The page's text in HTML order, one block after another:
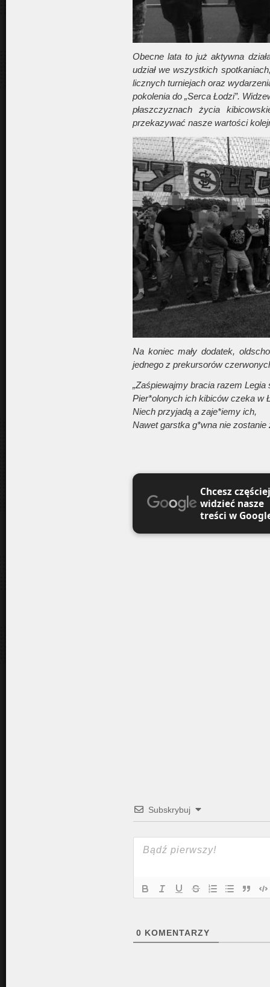
Obecne lata to już aktywna
udział we wszystkich
licznych turniejach oraz
pokolenia do „Serca Łodzi”.
płaszczyznach życia
przekazywać nasze wartości
Na koniec mały dodatek,
jednego z prekursorów
„Zaśpiewajmy bracia razem Legia
Pier*olonych ich kibiców czeka w
Niech przyjadą a zaje*iemy ich,
Nawet garstka g*wna nie zostanie
Chcesz częściej
widzieć nasze
treści w
Subskrybuj
0 KOMENTARZY